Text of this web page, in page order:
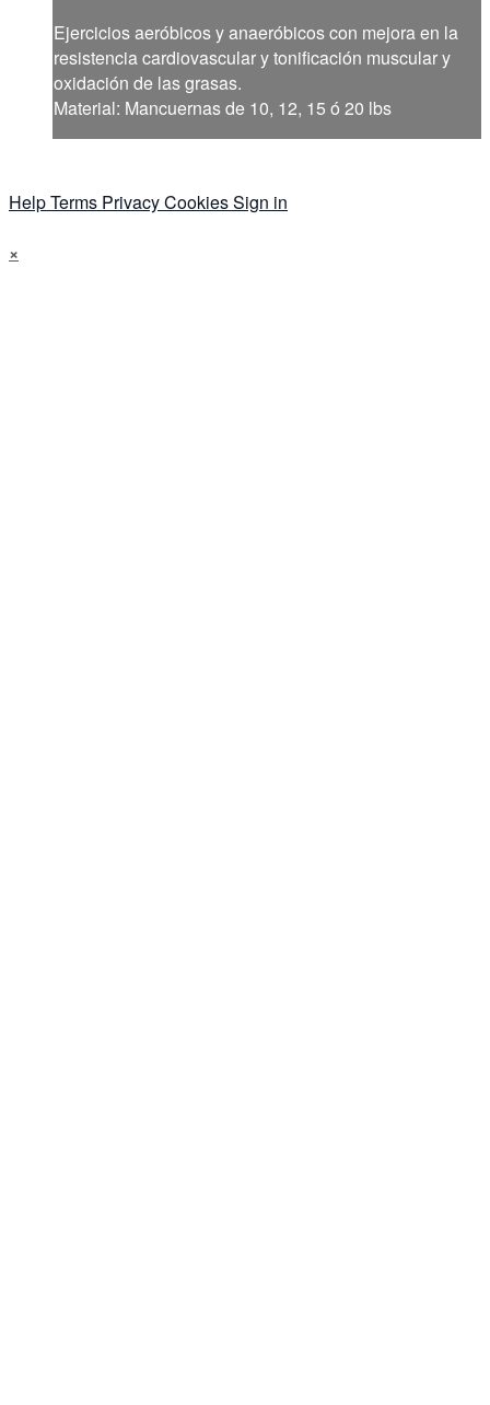
Ejercicios aeróbicos y anaeróbicos con mejora en la
resistencia cardiovascular y tonificación muscular y
oxidación de las grasas.
Material: Mancuernas de 10, 12, 15 ó 20 lbs
HelpTerms PrivacyCookiesSign in
×